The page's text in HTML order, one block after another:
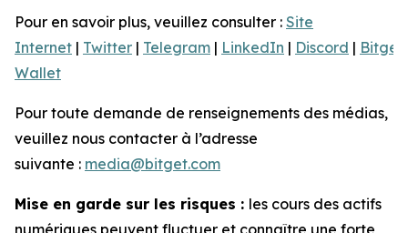
Pour en savoir plus, veuillez consulter : Site
Internet | Twitter | Telegram | LinkedIn | Discord | Bitget
Wallet
Pour toute demande de renseignements des médias,
veuillez nous contacter à l’adresse
suivante : media@bitget.com
Mise en garde sur les risques : les cours des actifs